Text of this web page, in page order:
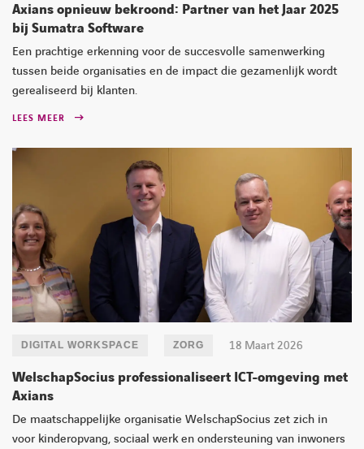
Axians opnieuw bekroond: Partner van het Jaar 2025
bij Sumatra Software
Een prachtige erkenning voor de succesvolle samenwerking
tussen beide organisaties en de impact die gezamenlijk wordt
gerealiseerd bij klanten.
LEES MEER
18 Maart 2026
DIGITAL WORKSPACE ZORG
WelschapSocius professionaliseert ICT-omgeving met
Axians
De maatschappelijke organisatie WelschapSocius zet zich in
voor kinderopvang, sociaal werk en ondersteuning van inwoners